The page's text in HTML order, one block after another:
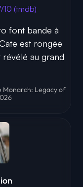
10 (tmdb)
font bande à
est rongée
au grand
Monarch: Legacy of